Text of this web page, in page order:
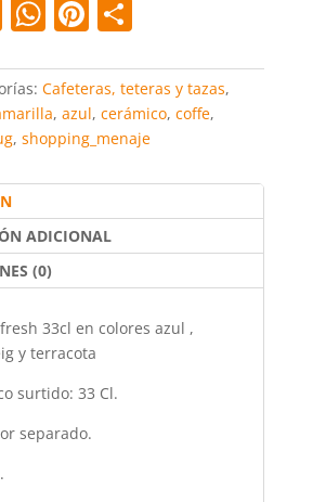
E
ai
l
W
at
s
A
p
p
Pi
er
e
st
C
m
p
ar
tir
Cafeteras, teteras y tazas,
, azul, cerámico, coffe,
, shopping_menaje
ADICIONAL
(0)
33cl en colores azul ,
y terracota
surtido: 33 Cl.
separado.